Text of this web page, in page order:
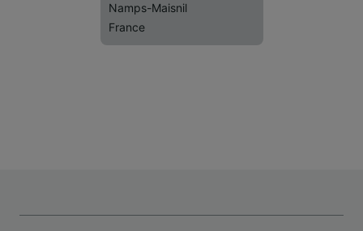
Namps-Maisnil
France